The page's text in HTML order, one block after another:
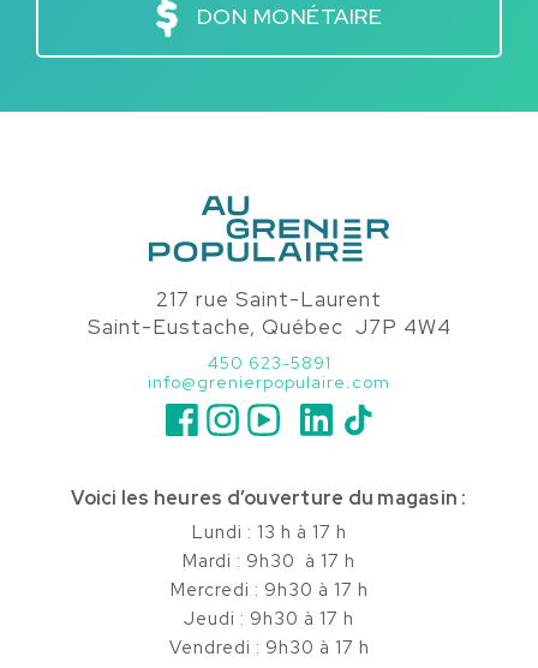
DON MONÉTAIRE
217 rue Saint-Laurent
Saint-Eustache, Québec J7P 4W4
450 623-5891
info@grenierpopulaire.com
Voici les heures d’ouverture du magasin :
Lundi : 13 h à 17 h
Mardi : 9h30 à 17 h
Mercredi : 9h30 à 17 h
Jeudi : 9h30 à 17 h
Vendredi : 9h30 à 17 h